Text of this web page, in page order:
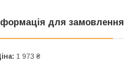
для замовлення
1 973 ₴